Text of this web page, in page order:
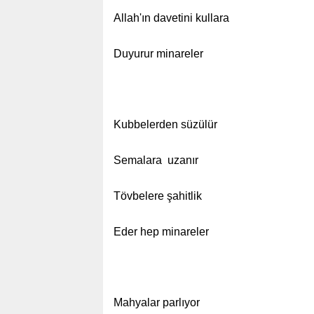
Allah'ın davetini kullara
Duyurur minareler
Kubbelerden süzülür
Semalara uzanır
Tövbelere şahitlik
Eder hep minareler
Mahyalar parlıyor